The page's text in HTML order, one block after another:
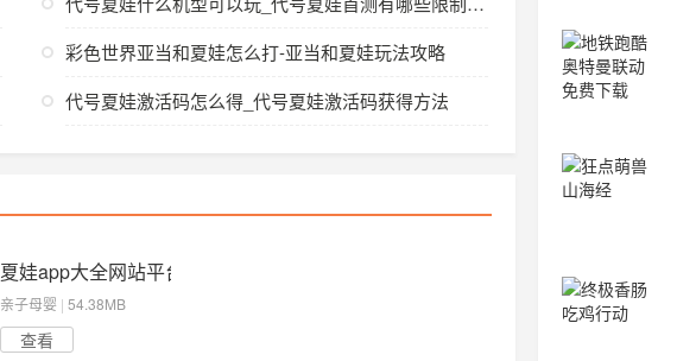
彩色世界亚当和夏娃怎么打-亚当和夏娃玩法攻略
代号夏娃激活码怎么得_代号夏娃激活码获得方法
夏娃app大全网站平台
亲子母婴 | 54.38MB
查看